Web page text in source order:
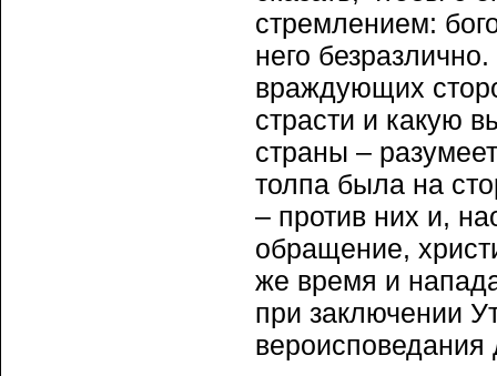
стремлением:
него
враждующих
страсти и какую
страны –
толпа была на
– против них и,
обращение,
же время и
при заключении
вероисповедания